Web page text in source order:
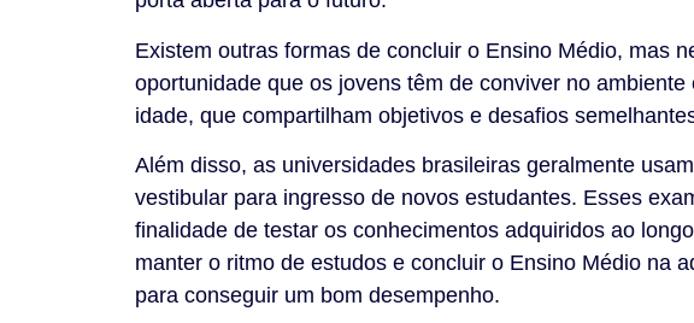
Existem outras formas de concluir o Ensino Médio, mas
oportunidade que os jovens têm de conviver no
idade, que compartilham objetivos e desafios
Além disso, as universidades brasileiras geralmente
vestibular para ingresso de novos estudantes. Esses
finalidade de testar os conhecimentos adquiridos ao
manter o ritmo de estudos e concluir o Ensino Médio na
para conseguir um bom desempenho.